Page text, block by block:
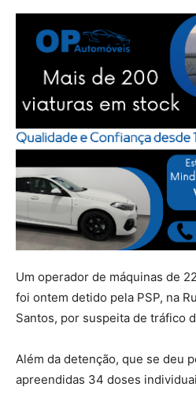
Um operador de máquinas de
foi ontem detido pela PSP, na
Santos, por suspeita de tráfico
Além da detenção, que se deu
apreendidas 34 doses